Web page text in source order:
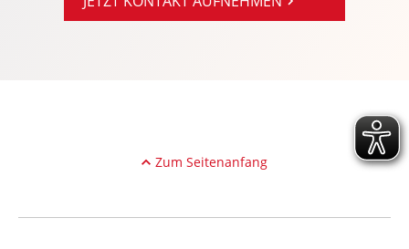
Reifendruckkontrolle
Zum Seitenanfang